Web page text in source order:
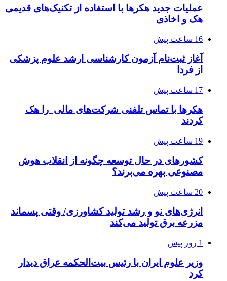
عملیات جدید هکرها با استفاده از تکنیک‌های قدیمی
هک و اخاذی
16 ساعت پیش
آغاز ثبت‌نام‌ آزمون کارشناسی ارشد علوم پزشکی
از فردا
17 ساعت پیش
هکرها با تماس تلفنی شرکت‌های مالی را هک
کردند
19 ساعت پیش
کشورهای در حال توسعه چگونه از انقلاب هوش
مصنوعی بهره می‌برند؟
20 ساعت پیش
انرژی‌های نو و رشد تولید کشاورزی/ وقتی پسماند
مزرعه‌ برق تولید می‌کند
1 روز پیش
وزیر علوم ایران با رئیس بیت‌الحکمه عراق دیدار
کرد